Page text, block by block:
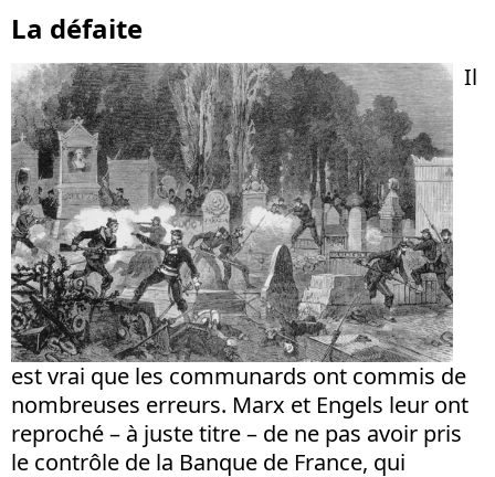
La défaite
Il
est vrai que les communards ont commis de
nombreuses erreurs. Marx et Engels leur ont
reproché – à juste titre – de ne pas avoir pris
le contrôle de la Banque de France, qui